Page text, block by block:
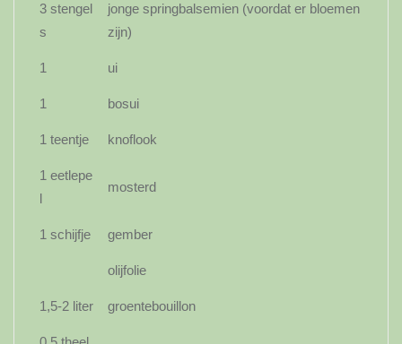
3 stengel
s
jonge springbalsemien (voordat er bloemen
zijn)
1 ui
1 bosui
1 teentje knoflook
1 eetlepe
l
mosterd
1 schijfje gember
olijfolie
1,5-2 liter groentebouillon